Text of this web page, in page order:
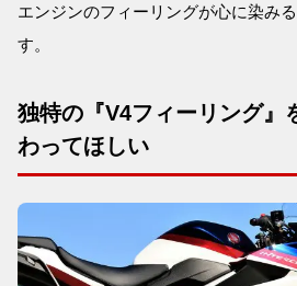
エンジンのフィーリングが心に染み
す。
独特の『V4フィーリング』
わってほしい